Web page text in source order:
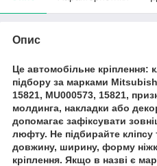
Опис
Це автомобільне кріплення:
підбору за марками
15821, MU000573, 15821,
молдинга, накладки або
допомагає зафіксувати
люфту. Не підбирайте кліпсу
довжину, ширину, форму
кріплення. Якщо в назві є